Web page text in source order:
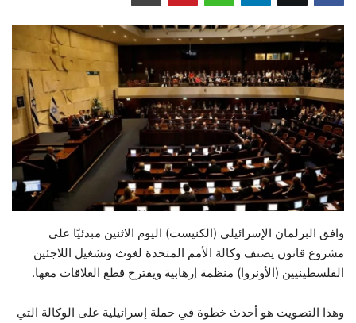
اقتصاد
علوم وتكنولوجيا
رياضة
فيديو
حياة
وافق البرلمان الإسرائيلي (الكنيست) اليوم الاثنين مبدئيًا على
مشروع قانون يصنف وكالة الأمم المتحدة لغوث وتشغيل اللاجئين
الفلسطينيين (الأونروا) منظمة إرهابية ويقترح قطع العلاقات معها.
وهذا التصويت هو أحدث خطوة في حملة إسرائيلية على الوكالة التي